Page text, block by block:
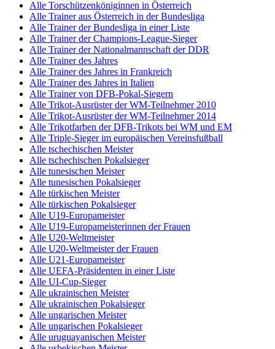
Alle Torschützenköniginnen in Österreich
Alle Trainer aus Österreich in der Bundesliga
Alle Trainer der Bundesliga in einer Liste
Alle Trainer der Champions-League-Sieger
Alle Trainer der Nationalmannschaft der DDR
Alle Trainer des Jahres
Alle Trainer des Jahres in Frankreich
Alle Trainer des Jahres in Italien
Alle Trainer von DFB-Pokal-Siegern
Alle Trikot-Ausrüster der WM-Teilnehmer 2010
Alle Trikot-Ausrüster der WM-Teilnehmer 2014
Alle Trikotfarben der DFB-Trikots bei WM und EM
Alle Triple-Sieger im europäischen Vereinsfußball
Alle tschechischen Meister
Alle tschechischen Pokalsieger
Alle tunesischen Meister
Alle tunesischen Pokalsieger
Alle türkischen Meister
Alle türkischen Pokalsieger
Alle U19-Europameister
Alle U19-Europameisterinnen der Frauen
Alle U20-Weltmeister
Alle U20-Weltmeister der Frauen
Alle U21-Europameister
Alle UEFA-Präsidenten in einer Liste
Alle UI-Cup-Sieger
Alle ukrainischen Meister
Alle ukrainischen Pokalsieger
Alle ungarischen Meister
Alle ungarischen Pokalsieger
Alle uruguayanischen Meister